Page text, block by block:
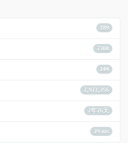
189
7308
144
7,977,356
7年76天
29 ms